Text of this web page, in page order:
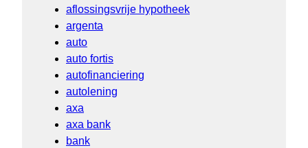
aflossingsvrije hypotheek
argenta
auto
auto fortis
autofinanciering
autolening
axa
axa bank
bank